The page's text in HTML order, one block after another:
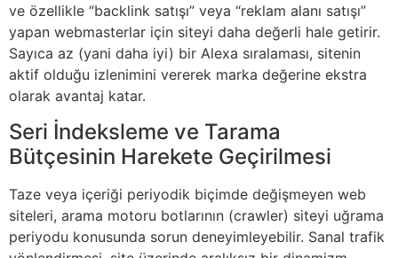
ve özellikle “backlink satışı” veya “reklam alanı satışı”
yapan webmasterlar için siteyi daha değerli hale getirir.
Sayıca az (yani daha iyi) bir Alexa sıralaması, sitenin
aktif olduğu izlenimini vererek marka değerine ekstra
olarak avantaj katar.
Seri İndeksleme ve Tarama
Bütçesinin Harekete Geçirilmesi
Taze veya içeriği periyodik biçimde değişmeyen web
siteleri, arama motoru botlarının (crawler) siteyi uğrama
periyodu konusunda sorun deneyimleyebilir. Sanal trafik